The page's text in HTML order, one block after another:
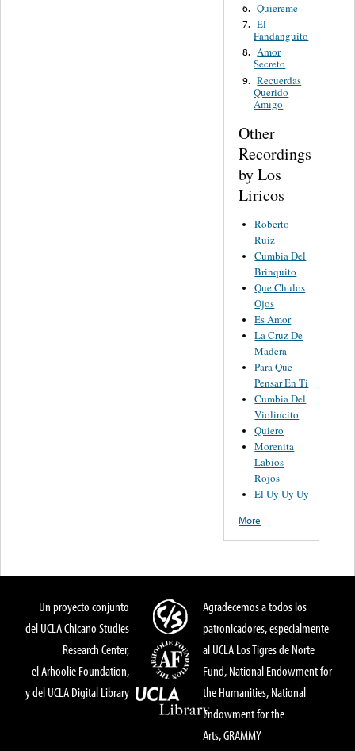
6. Quiereme
7. El
Fandanguito
8. Amor
Secreto
9. Recuerdas
Querido
Amigo
Other
Recordings
by Los
Liricos
Roberto
Ruiz
Cumbia Del
Brinquito
Que Chulos
Ojos
Es Amor
La Cruz De
Madera
Para Que
Pensar En Ti
Cumbia Del
Violincito
Quiero
Morenita
Labios
Rojos
El Uy Uy Uy
More
Un proyecto conjunto
del UCLA Chicano Studies
Research Center,
el Arhoolie Foundation,
y del UCLA Digital Library
Agradecemos a todos los
patronicadores, especialmente
al UCLA Los Tigres de Norte
Fund, National Endowment for
the Humanities, National
Endowment for the
Arts, GRAMMY